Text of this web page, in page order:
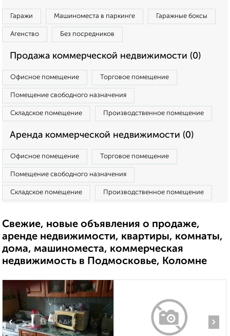
Гаражи Машиноместа в паркинге Гаражные боксы
Агенство Без посредников
Продажа коммерческой недвижимости (0)
Офисное помещение Торговое помещение
Помещение свободного назначения
Складское помещение Производственное помещение
Аренда коммерческой недвижимости (0)
Офисное помещение Торговое помещение
Помещение свободного назначения
Складское помещение Производственное помещение
Свежие, новые объявления о продаже,
аренде недвижимости, квартиры, комнаты,
дома, машиноместа, коммерческая
недвижимость в Подмосковье, Коломне
‹ ›